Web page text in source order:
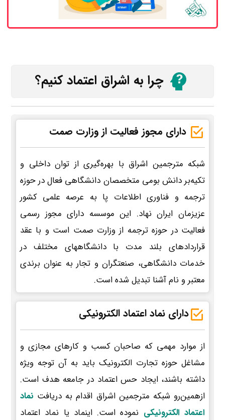
چرا به اشراق اعتماد کنیم؟
دارای مجوز فعالیت از وزارت صمت
شبکه مترجمین اشراق با بهره‌گیری از توان داخلی و
تکیه‌بر دانش بومی متخصصان دانشگاهی فعال در حوزه
ترجمه و فناوری اطلاعات پا به عرصه علمی کشور
عزیزمان ایران نهاد. این موسسه دارای مجوز رسمی
فعالیت در حوزه ترجمه از وزارت صمت است و با عقد
قراردادهای بلند مدت با دانشگاههای مختلف در
خدمات دانشگاهی، صنعتگران و تجار به عنوان برندی
معتبر و نام آشنا تبدیل شده است.
دارای نماد اعتماد الکترونیکی
از موارد مهمی که صاحبان کسب و کارهای مجازی و
مشاغل حوزه تجارت الکترونیک باید به آن توجه ویژه
داشته باشند، ایجاد حس اعتماد در جامعه هدف است.
ازهمین‌رو شبکه مترجمین اشراق اقدام به دریافت نماد
اعتماد الکترونیکی نموده است. اینماد یا نماد اعتماد